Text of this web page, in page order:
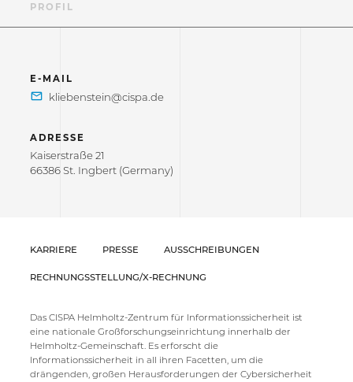
PROFIL
E-MAIL
ADRESSE
Kaiserstraße 21
66386 St. Ingbert (Germany)
KARRIERE PRESSE AUSSCHREIBUNGEN
RECHNUNGSSTELLUNG/X-RECHNUNG
Das CISPA Helmholtz-Zentrum für Informationssicherheit ist
eine nationale Großforschungseinrichtung innerhalb der
Helmholtz-Gemeinschaft. Es erforscht die
Informationssicherheit in all ihren Facetten, um die
drängenden, großen Herausforderungen der Cybersicherheit